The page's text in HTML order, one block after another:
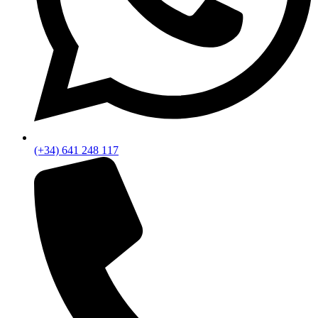
(+34) 641 248 117